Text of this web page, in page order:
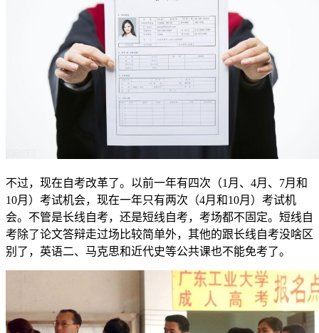
不过，现在自考改革了。以前一年有四次（1月、4月、7月和
10月）考试机会，现在一年只有两次（4月和10月）考试机
会。不管是长线自考，还是短线自考，考场都不固定。短线自
考除了论文答辩走过场比较简单外，其他的跟长线自考没啥区
别了，英语二、马克思和近代史等公共课也不能免考了。